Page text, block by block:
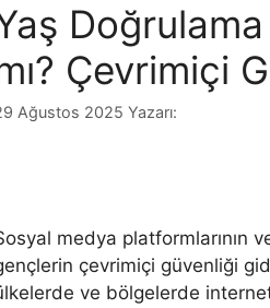
Çevrimiçi
Ağustos 2025 Yazarı:
medya platformlarının
çevrimiçi güvenliği
ve bölgelerde